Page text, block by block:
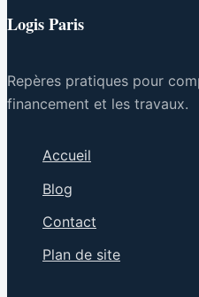
Logis Paris
Repères pratiques pour
financement et les travaux.
Accueil
Blog
Contact
Plan de site